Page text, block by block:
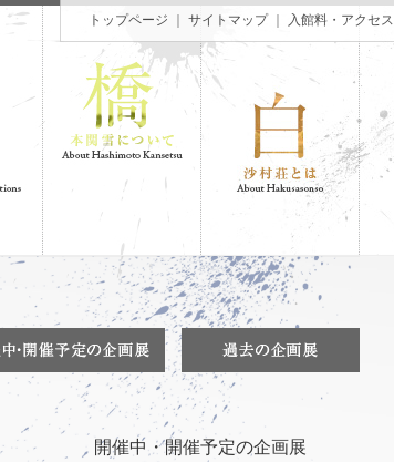
開催中・開催予定の企画展
トップページ サイトマップ｜ 入館料・アクセス